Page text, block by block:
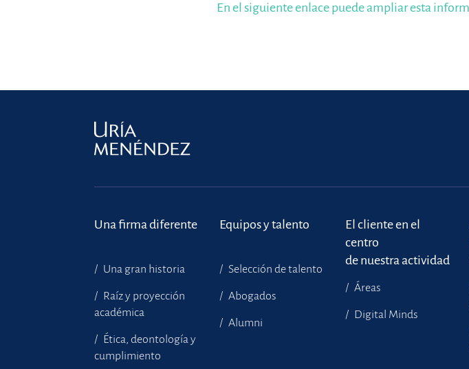
En el siguiente enlace puede ampliar esta
Una firma diferente
Una gran historia
Raíz y proyección
académica
Ética, deontología y
cumplimiento
Equipos y talento
Selección de talento
Abogados
Alumni
El cliente en el
centro
de nuestra actividad
Áreas
Digital Minds